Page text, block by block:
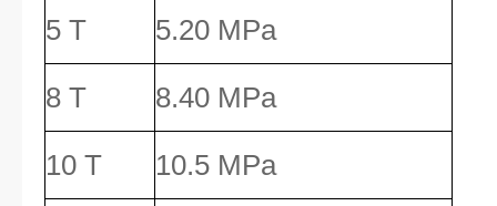
5 T 5.20 MPa
8 T 8.40 MPa
10 T 10.5 MPa